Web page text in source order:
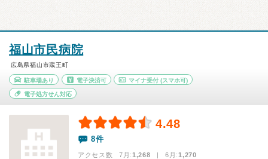
福山市民病院
広島県福山市蔵王町
駐車場あり 電子決済可 マイナ受付 (スマホ可)
電子処方せん対応
4.48
8件
アクセス数 7月:1,268 | 6月:1,270